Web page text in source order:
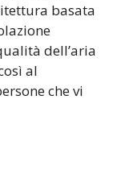
basata
dell’aria
al
che vi